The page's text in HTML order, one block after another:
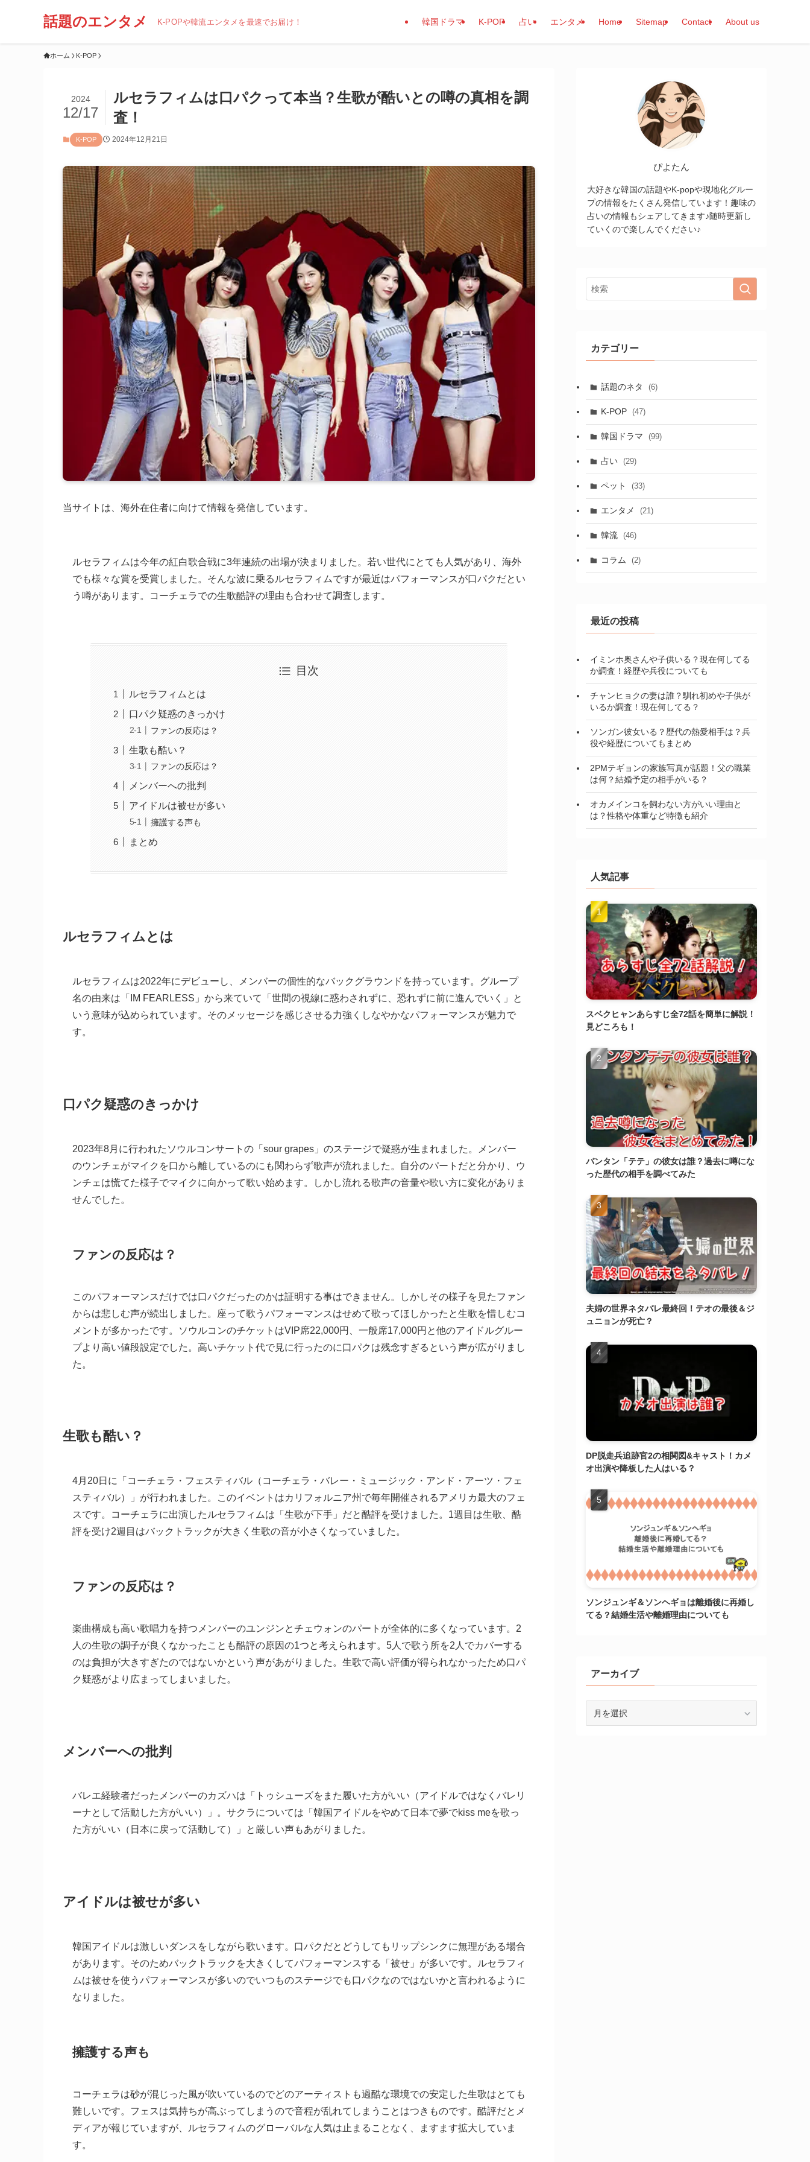
話題のエンタメ K-POPや韓流エンタメを最速でお届け！ 韓国ドラマ K-POP 占い エンタメ Home Sitemap Contact About us
ホーム K-POP
ルセラフィムは口パクって本当？生歌が酷いとの噂の真相を調
査！
2024
12/17
K-POP 2024年12月21日
当サイトは、海外在住者に向けて情報を発信しています。
ルセラフィムは今年の紅白歌合戦に3年連続の出場が決まりました。若い世代にとても人気があり、海外
でも様々な賞を受賞しました。そんな波に乗るルセラフィムですが最近はパフォーマンスが口パクだとい
う噂があります。コーチェラでの生歌酷評の理由も合わせて調査します。
目次
ルセラフィムとは
口パク疑惑のきっかけ
ファンの反応は？
生歌も酷い？
ファンの反応は？
メンバーへの批判
アイドルは被せが多い
擁護する声も
まとめ
ルセラフィムとは
ルセラフィムは2022年にデビューし、メンバーの個性的なバックグラウンドを持っています。グループ
名の由来は「IM FEARLESS」から来ていて「世間の視線に惑わされずに、恐れずに前に進んでいく」と
いう意味が込められています。そのメッセージを感じさせる力強くしなやかなパフォーマンスが魅力で
す。
口パク疑惑のきっかけ
2023年8月に行われたソウルコンサートの「sour grapes」のステージで疑惑が生まれました。メンバー
のウンチェがマイクを口から離しているのにも関わらず歌声が流れました。自分のパートだと分かり、ウ
ンチェは慌てた様子でマイクに向かって歌い始めます。しかし流れる歌声の音量や歌い方に変化がありま
せんでした。
ファンの反応は？
このパフォーマンスだけでは口パクだったのかは証明する事はできません。しかしその様子を見たファン
からは悲しむ声が続出しました。座って歌うパフォーマンスはせめて歌ってほしかったと生歌を惜しむコ
メントが多かったです。ソウルコンのチケットはVIP席22,000円、一般席17,000円と他のアイドルグルー
プより高い値段設定でした。高いチケット代で見に行ったのに口パクは残念すぎるという声が広がりまし
た。
生歌も酷い？
4月20日に「コーチェラ・フェスティバル（コーチェラ・バレー・ミュージック・アンド・アーツ・フェ
スティバル）」が行われました。このイベントはカリフォルニア州で毎年開催されるアメリカ最大のフェ
スです。コーチェラに出演したルセラフィムは「生歌が下手」だと酷評を受けました。1週目は生歌、酷
評を受け2週目はバックトラックが大きく生歌の音が小さくなっていました。
ファンの反応は？
楽曲構成も高い歌唱力を持つメンバーのユンジンとチェウォンのパートが全体的に多くなっています。2
人の生歌の調子が良くなかったことも酷評の原因の1つと考えられます。5人で歌う所を2人でカバーする
のは負担が大きすぎたのではないかという声があがりました。生歌で高い評価が得られなかったため口パ
ク疑惑がより広まってしまいました。
メンバーへの批判
バレエ経験者だったメンバーのカズハは「トゥシューズをまた履いた方がいい（アイドルではなくバレリ
ーナとして活動した方がいい）」。サクラについては「韓国アイドルをやめて日本で夢でkiss meを歌っ
た方がいい（日本に戻って活動して）」と厳しい声もあがりました。
アイドルは被せが多い
韓国アイドルは激しいダンスをしながら歌います。口パクだとどうしてもリップシンクに無理がある場合
があります。そのためバックトラックを大きくしてパフォーマンスする「被せ」が多いです。ルセラフィ
ムは被せを使うパフォーマンスが多いのでいつものステージでも口パクなのではないかと言われるように
なりました。
擁護する声も
コーチェラは砂が混じった風が吹いているのでどのアーティストも過酷な環境での安定した生歌はとても
難しいです。フェスは気持ちが高ぶってしまうので音程が乱れてしまうことはつきものです。酷評だとメ
ディアが報じていますが、ルセラフィムのグローバルな人気は止まることなく、ますます拡大していま
す。
ぴよたん
大好きな韓国の話題やK-popや現地化グルー
プの情報をたくさん発信しています！趣味の
占いの情報もシェアしてきます♪随時更新し
ていくので楽しんでください♪
カテゴリー
話題のネタ (6)
K-POP (47)
韓国ドラマ (99)
占い (29)
ペット (33)
エンタメ (21)
韓流 (46)
コラム (2)
最近の投稿
イミンホ奥さんや子供いる？現在何してる
か調査！経歴や兵役についても
チャンヒョクの妻は誰？馴れ初めや子供が
いるか調査！現在何してる？
ソンガン彼女いる？歴代の熱愛相手は？兵
役や経歴についてもまとめ
2PMテギョンの家族写真が話題！父の職業
は何？結婚予定の相手がいる？
オカメインコを飼わない方がいい理由と
は？性格や体重など特徴も紹介
人気記事
スベクヒャンあらすじ全72話を簡単に解説！
見どころも！
バンタン「テテ」の彼女は誰？過去に噂にな
った歴代の相手を調べてみた
夫婦の世界ネタバレ最終回！テオの最後＆ジ
ュニョンが死亡？
DP脱走兵追跡官2の相関図&キャスト！カメ
オ出演や降板した人はいる？
ソンジュンギ＆ソンヘギョは離婚後に再婚し
てる？結婚生活や離婚理由についても
アーカイブ